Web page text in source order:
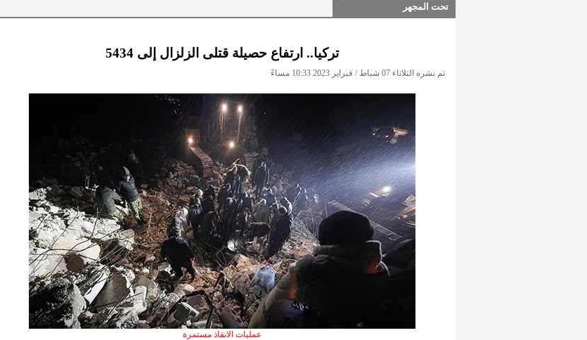
تحت المجهر
تركيا.. ارتفاع حصيلة قتلى الزلزال إلى 5434
تم نشره الثلاثاء 07 شباط / فبراير 2023 10:33 مساءً
عمليات الانقاذ مستمرة